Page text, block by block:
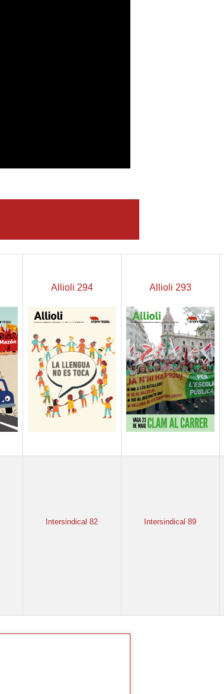
Allioli 294 Allioli 293
Intersindical 82 Intersindical 89